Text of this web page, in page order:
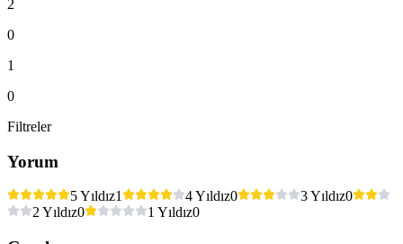
2
0
1
0
Filtreler
Yorum
5 Yıldız1 4 Yıldız0 3 Yıldız0
2 Yıldız0 1 Yıldız0